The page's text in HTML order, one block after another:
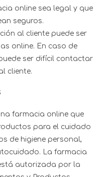
online sea legal y que
seguros.
al cliente puede ser
online. En caso de
ser difícil contactar
cliente.
farmacia online que
para el cuidado
de higiene personal,
La farmacia
autorizada por la